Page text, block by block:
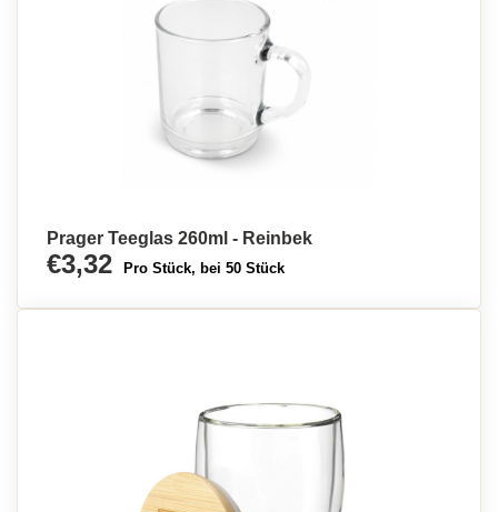
Prager Teeglas 260ml - Reinbek
€3,32 Pro Stück, bei 50 Stück